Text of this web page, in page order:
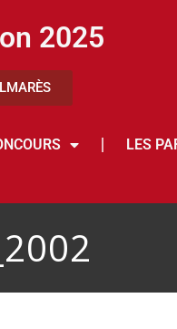
2025
LES